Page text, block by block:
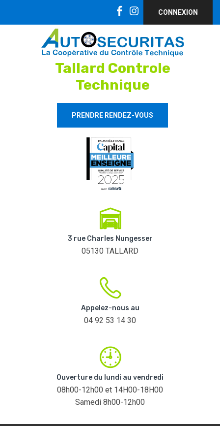
CONNEXION
Tallard Controle
Technique
PRENDRE RENDEZ-VOUS
3 rue Charles Nungesser
05130 TALLARD
Appelez-nous au
04 92 53 14 30
Ouverture du lundi au vendredi
08h00-12h00 et 14H00-18H00
Samedi 8h00-12h00